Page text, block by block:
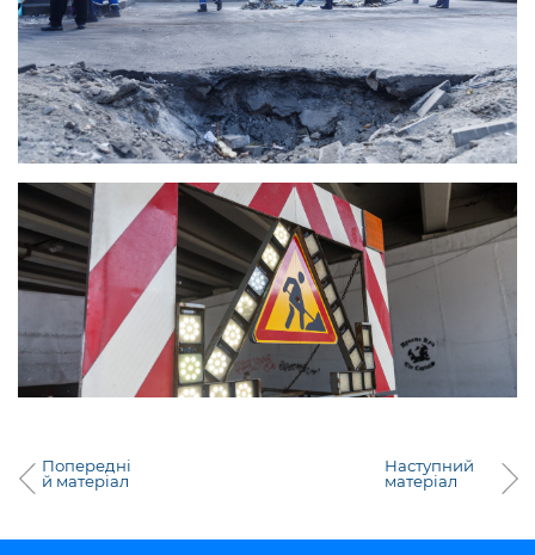
Попередні
й матеріал
Наступний
матеріал